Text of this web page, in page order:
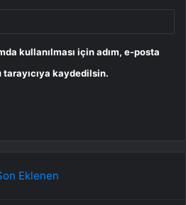
kullanılması için adım, e-posta
kaydedilsin.
Eklenen